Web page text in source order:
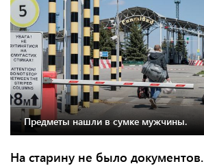
Предметы нашли в сумке мужчины.
На старину не было документов.